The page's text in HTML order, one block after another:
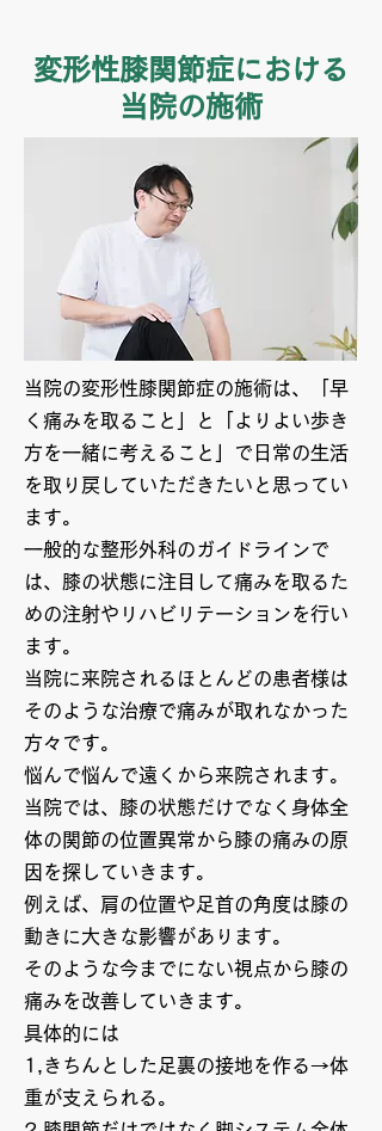
変形性膝関節症における
当院の施術
当院の変形性膝関節症の施術は、「早
く痛みを取ること」と「よりよい歩き
方を一緒に考えること」で日常の生活
を取り戻していただきたいと思ってい
ます。
一般的な整形外科のガイドラインで
は、膝の状態に注目して痛みを取るた
めの注射やリハビリテーションを行い
ます。
当院に来院されるほとんどの患者様は
そのような治療で痛みが取れなかった
方々です。
悩んで悩んで遠くから来院されます。
当院では、膝の状態だけでなく身体全
体の関節の位置異常から膝の痛みの原
因を探していきます。
例えば、肩の位置や足首の角度は膝の
動きに大きな影響があります。
そのような今までにない視点から膝の
痛みを改善していきます。
具体的には
1,きちんとした足裏の接地を作る→体
重が支えられる。